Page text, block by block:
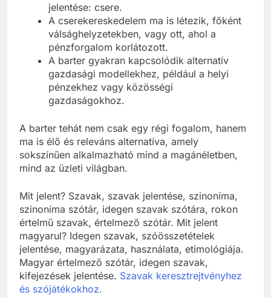
jelentése: csere.
A cserekereskedelem ma is létezik, főként
válsághelyzetekben, vagy ott, ahol a
pénzforgalom korlátozott.
A barter gyakran kapcsolódik alternatív
gazdasági modellekhez, például a helyi
pénzekhez vagy közösségi
gazdaságokhoz.
A barter tehát nem csak egy régi fogalom, hanem
ma is élő és releváns alternatíva, amely
sokszínűen alkalmazható mind a magánéletben,
mind az üzleti világban.
Mit jelent? Szavak, szavak jelentése, szinoníma,
szinoníma szótár, idegen szavak szótára, rokon
értelmű szavak, értelmező szótár. Mit jelent
magyarul? Idegen szavak, szóösszetételek
jelentése, magyarázata, használata, etimológiája.
Magyar értelmező szótár, idegen szavak,
kifejezések jelentése. Szavak keresztrejtvényhez
és szójátékokhoz.